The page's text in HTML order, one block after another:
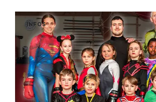
INFOS